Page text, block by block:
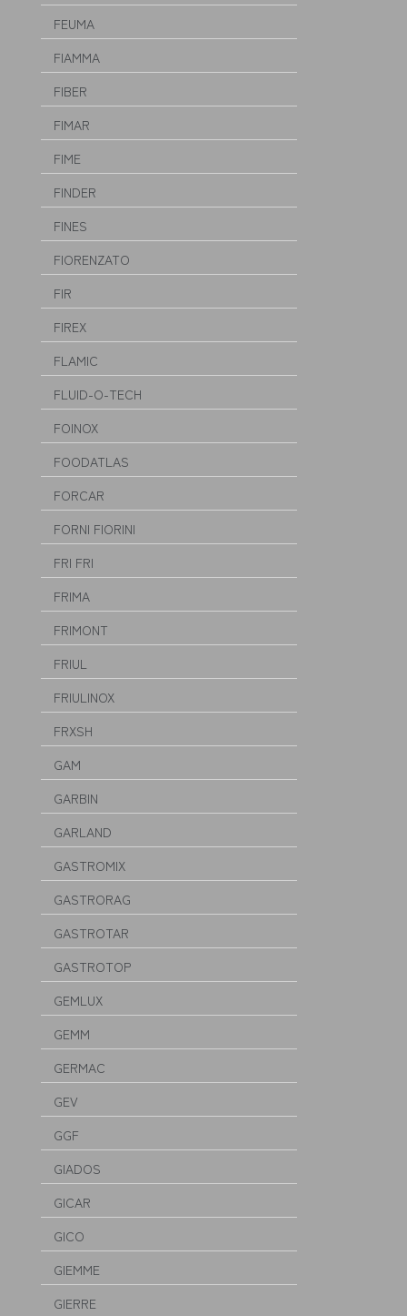
FEUMA
FIAMMA
FIBER
FIMAR
FIME
FINDER
FINES
FIORENZATO
FIR
FIREX
FLAMIC
FLUID-O-TECH
FOINOX
FOODATLAS
FORCAR
FORNI FIORINI
FRI FRI
FRIMA
FRIMONT
FRIUL
FRIULINOX
FRXSH
GAM
GARBIN
GARLAND
GASTROMIX
GASTRORAG
GASTROTAR
GASTROTOP
GEMLUX
GEMM
GERMAC
GEV
GGF
GIADOS
GICAR
GICO
GIEMME
GIERRE